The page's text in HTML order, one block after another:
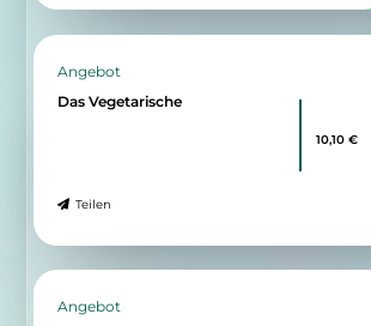
Angebot
Das Vegetarische
Teilen
10,10 €
Angebot